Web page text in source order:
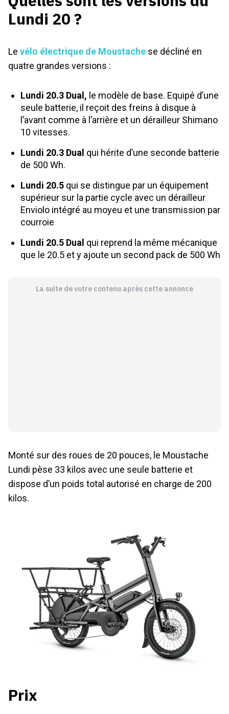
Lundi 20 ?
Le vélo électrique de Moustache se décliné en
quatre grandes versions :
Lundi 20.3 Dual, le modèle de base. Equipé d’une
seule batterie, il reçoit des freins à disque à
l’avant comme à l’arrière et un dérailleur Shimano
10 vitesses.
Lundi 20.3 Dual qui hérite d’une seconde batterie
de 500 Wh.
Lundi 20.5 qui se distingue par un équipement
supérieur sur la partie cycle avec un dérailleur
Enviolo intégré au moyeu et une transmission par
courroie
Lundi 20.5 Dual qui reprend la même mécanique
que le 20.5 et y ajoute un second pack de 500 Wh
La suite de votre contenu après cette annonce
Monté sur des roues de 20 pouces, le Moustache
Lundi pèse 33 kilos avec une seule batterie et
dispose d’un poids total autorisé en charge de 200
kilos.
Prix